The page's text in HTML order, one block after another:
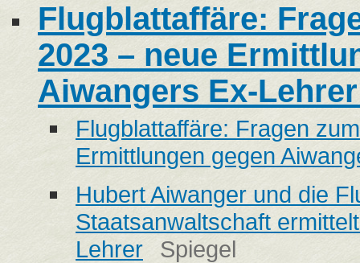
Flugblattaffäre:
2023 – neue
Aiwangers Ex-
Flugblattaffäre: Fragen
Ermittlungen gegen
Hubert Aiwanger und die
Staatsanwaltschaft
Lehrer
Spiegel